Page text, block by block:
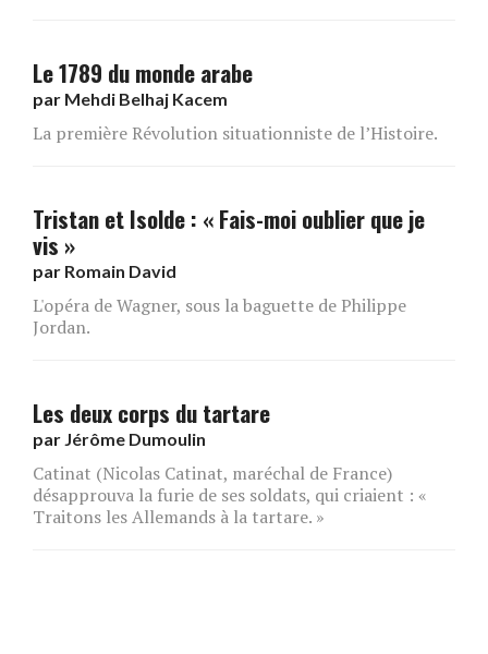
Le 1789 du monde arabe
par Mehdi Belhaj Kacem
La première Révolution situationniste de l’Histoire.
Tristan et Isolde : « Fais-moi oublier que je
vis »
par Romain David
L'opéra de Wagner, sous la baguette de Philippe
Jordan.
Les deux corps du tartare
par Jérôme Dumoulin
Catinat (Nicolas Catinat, maréchal de France)
désapprouva la furie de ses soldats, qui criaient : «
Traitons les Allemands à la tartare. »